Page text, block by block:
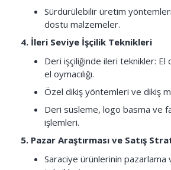
Sürdürülebilir üretim
dostu malzemeler.
4. İleri Seviye İşçilik Teknikleri
Deri işçiliğinde ileri teknikler: El
el oymacılığı.
Özel dikiş yöntemleri ve dikiş
Deri süsleme, logo basma ve
işlemleri.
5. Pazar Araştırması ve Satış
Saraciye ürünlerinin pazarlama